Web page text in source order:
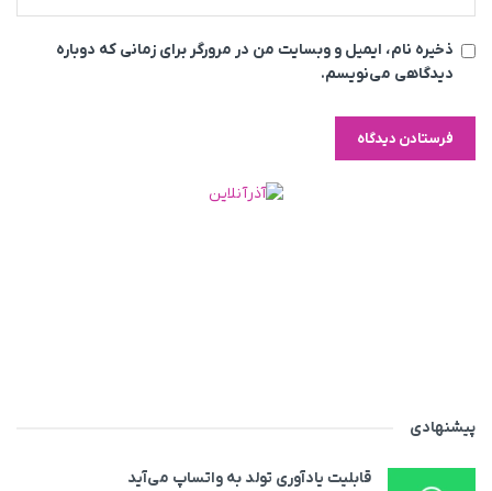
ذخیره نام، ایمیل و وبسایت من در مرورگر برای زمانی که دوباره
دیدگاهی می‌نویسم.
پیشنهادی
قابلیت یادآوری تولد به واتساپ می‌آید